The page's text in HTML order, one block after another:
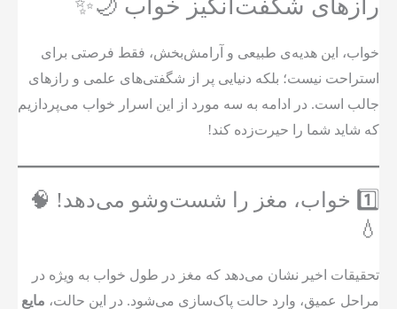
رازهای شگفت‌انگیز خواب 🌙✨
خواب، این هدیه‌ی طبیعی و آرامش‌بخش، فقط فرصتی برای
استراحت نیست؛ بلکه دنیایی پر از شگفتی‌های علمی و رازهای
جالب است. در ادامه به سه مورد از این اسرار خواب می‌پردازیم
که شاید شما را حیرت‌زده کند!
1️⃣ خواب، مغز را شست‌وشو می‌دهد! 🧠
💧
تحقیقات اخیر نشان می‌دهد که مغز در طول خواب به ویژه در
مراحل عمیق، وارد حالت پاک‌سازی می‌شود. در این حالت، مایع